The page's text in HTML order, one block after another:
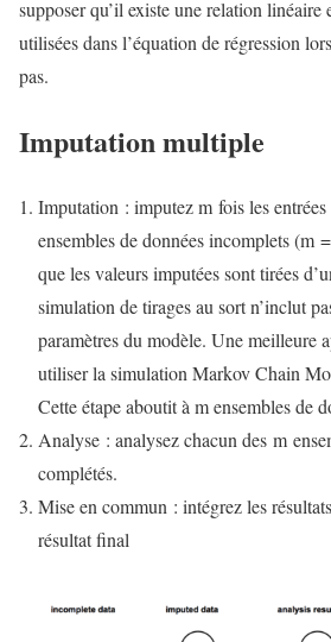
supposer qu’il existe une relation linéaire
utilisées dans l’équation de régression
pas.
Imputation multiple
Imputation : imputez m fois les entrées
ensembles de données incomplets (m
que les valeurs imputées sont tirées
simulation de tirages au sort n’inclut
paramètres du modèle. Une meilleure
utiliser la simulation Markov Chain
Cette étape aboutit à m ensembles de
Analyse : analysez chacun des m
complétés.
Mise en commun : intégrez les
résultat final